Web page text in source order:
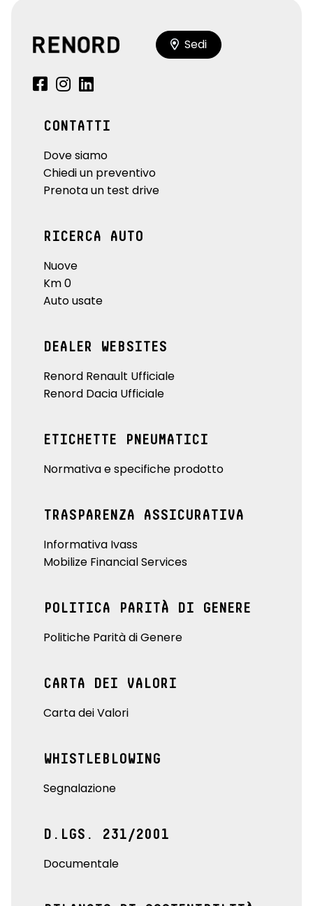
Sedi
CONTATTI
Dove siamo
Chiedi un preventivo
Prenota un test drive
RICERCA AUTO
Nuove
Km 0
Auto usate
DEALER WEBSITES
Renord Renault Ufficiale
Renord Dacia Ufficiale
ETICHETTE PNEUMATICI
Normativa e specifiche prodotto
TRASPARENZA ASSICURATIVA
Informativa Ivass
Mobilize Financial Services
POLITICA PARITÀ DI GENERE
Politiche Parità di Genere
CARTA DEI VALORI
Carta dei Valori
WHISTLEBLOWING
Segnalazione
D.LGS. 231/2001
Documentale